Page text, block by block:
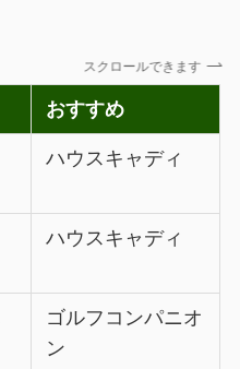
スクロールできます
おすすめ
ハウスキャディ
ハウスキャディ
ゴルフコンパニオ
ン